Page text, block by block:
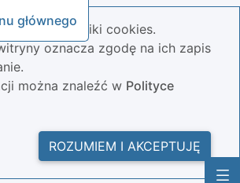
głównego
pliki cookies.
oznacza zgodę na ich zapis
można znaleźć w Polityce
ROZUMIEM I AKCEPTUJĘ